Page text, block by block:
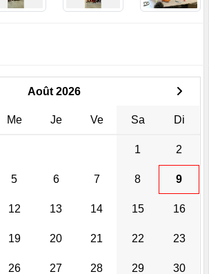
Août 2026
Me Je Ve Sa Di
1 2
5 6 7 8 9
12 13 14 15 16
19 20 21 22 23
26 27 28 29 30